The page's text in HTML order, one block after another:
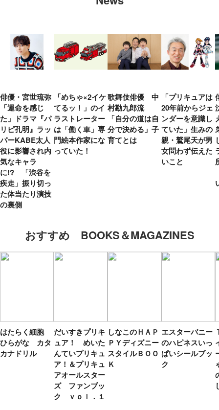
俳優・宮世琉弥
「運命を感じ
た」ドラマ『パ
リピ孔明』ラッ
パーKABE太人
役に影響され内
気なキャラ
に!? 「渋谷を
疾走」振り切っ
た体当たり演技
の裏側
「めちゃ×2イケ
てるッ！」のイ
ラストレーター
は「働く車」専
門絵本作家にな
っていた！
歌舞伎俳優 中
村勘九郎流
「自分の道は自
分で決める」子
育てとは
「プリキュアは
20年前からジェ
ンダーを意識し
ていた」生みの
親・鷲尾天が男
女問わず伝えた
いこと
おすすめ BOOKS＆MAGAZINES
はたらく細胞
ひらがな カタ
カナドリル
だいすきプリキ
ュア！ めいた
んていプリキュ
ア！＆プリキュ
アオールスター
ズ ファンブッ
ク ｖｏｌ．１
しなこのＨＡＰ
ＰＹディズニー
スタイルＢＯＯ
Ｋ
エスターバニー
のハピネスいっ
ぱいシールブッ
ク